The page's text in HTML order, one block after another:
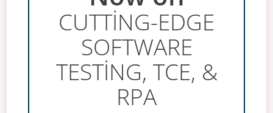
CUTTING-EDGE
SOFTWARE
TESTING, TCE, &
RPA